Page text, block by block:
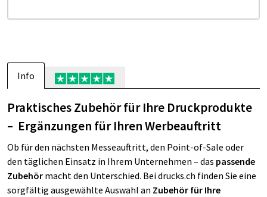
Info
Praktisches Zubehör für Ihre Druckprodukte
– Ergänzungen für Ihren Werbeauftritt
Ob für den nächsten Messeauftritt, den Point-of-Sale oder
den täglichen Einsatz in Ihrem Unternehmen – das passende
Zubehör macht den Unterschied. Bei drucks.ch finden Sie eine
sorgfältig ausgewählte Auswahl an Zubehör für Ihre